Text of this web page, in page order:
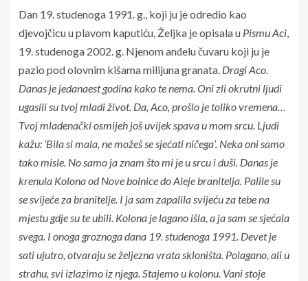
Dan 19. studenoga 1991. g., koji ju je odredio kao
djevojčicu u plavom kaputiću, Željka je opisala u Pismu Aci,
19. studenoga 2002. g. Njenom anđelu čuvaru koji ju je
pazio pod olovnim kišama milijuna granata. Dragi Aco.
Danas je jedanaest godina kako te nema. Oni zli okrutni ljudi
ugasili su tvoj mladi život. Da, Aco, prošlo je toliko vremena…
Tvoj mladenački osmijeh još uvijek spava u mom srcu. Ljudi
kažu: ‘Bila si mala, ne možeš se sjećati ničega’. Neka oni samo
tako misle. No samo ja znam što mi je u srcu i duši. Danas je
krenula Kolona od Nove bolnice do Aleje branitelja. Palile su
se svijeće za branitelje. I ja sam zapalila svijeću za tebe na
mjestu gdje su te ubili. Kolona je lagano išla, a ja sam se sjećala
svega. I onoga groznoga dana 19. studenoga 1991. Devet je
sati ujutro, otvaraju se željezna vrata skloništa. Polagano, ali u
strahu, svi izlazimo iz njega. Stajemo u kolonu. Vani stoje